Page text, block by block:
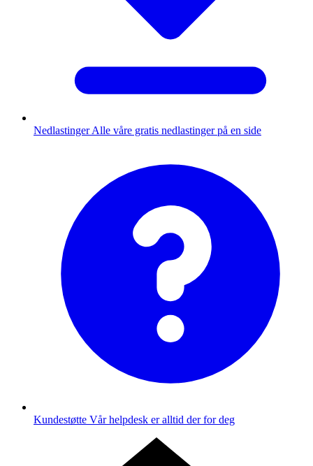
Nedlastinger Alle våre gratis nedlastinger på en side
Kundestøtte Vår helpdesk er alltid der for deg